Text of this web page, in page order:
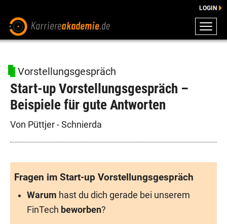
ENGLISCHE DOWNLOADS
E-LEARNING
FAQ
BERATUNG
LOGIN
Vorstellungsgespräch
Start-up Vorstellungsgespräch –
Beispiele für gute Antworten
Von Püttjer - Schnierda
Fragen im Start-up Vorstellungsgespräch
Warum hast du dich gerade bei unserem
FinTech beworben?